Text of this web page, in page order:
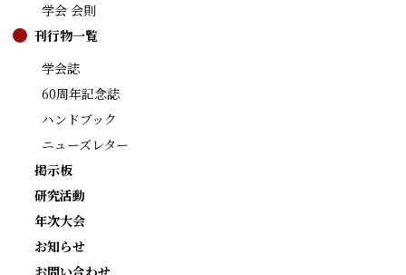
学会 会則
刊行物一覧
学会誌
60周年記念誌
ハンドブック
ニューズレター
掲示板
研究活動
年次大会
お知らせ
お問い合わせ